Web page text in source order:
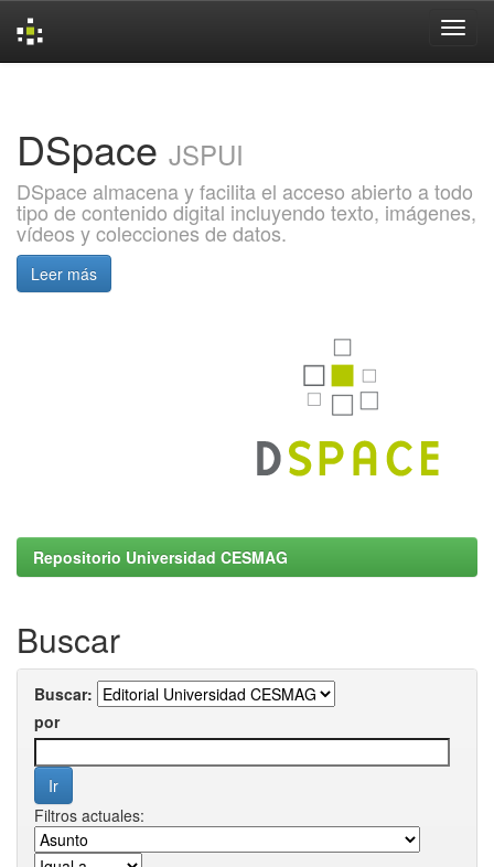
DSpace JSPUI
DSpace almacena y facilita el acceso abierto a todo
tipo de contenido digital incluyendo texto, imágenes,
vídeos y colecciones de datos.
Leer más
Repositorio Universidad CESMAG
Buscar
Buscar:
por
Filtros actuales: